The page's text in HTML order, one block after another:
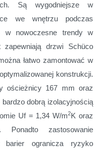
Są wygodniejsze w
we wnętrzu podczas
w nowoczesne trendy w
zapewniają drzwi Schüco
łatwo zamontować w
konstrukcji.
ościeżnicy 167 mm oraz
dobrą izolacyjnością
Uf = 1,34 W/m2K oraz
Ponadto zastosowanie
barier ogranicza ryzyko